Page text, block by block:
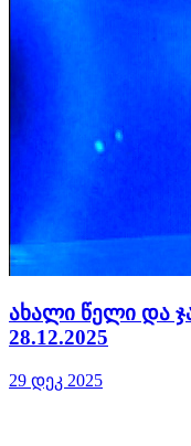
ახალი წელი და
28.12.2025
29 დეკ 2025